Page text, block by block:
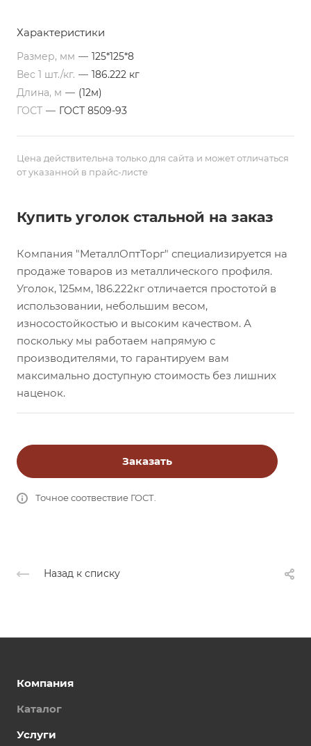
Характеристики
Размер, мм — 125*125*8
Вес 1 шт./кг. — 186.222 кг
Длина, м — (12м)
ГОСТ — ГОСТ 8509-93
Цена действительна только для сайта и может отличаться
от указанной в прайс-листе
Купить уголок стальной на заказ
Компания "МеталлОптТорг" специализируется на
продаже товаров из металлического профиля.
Уголок, 125мм, 186.222кг отличается простотой в
использовании, небольшим весом,
износостойкостью и высоким качеством. А
поскольку мы работаем напрямую с
производителями, то гарантируем вам
максимально доступную стоимость без лишних
наценок.
Заказать
Точное соотвествие ГОСТ.
Назад к списку
Компания
Каталог
Услуги